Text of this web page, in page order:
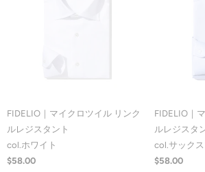
FIDELIO｜マイクロツイル リンク
ルレジスタント
col.ホワイト
$58.00
FIDELIO｜
ルレジスタ
col.サック
$58.00